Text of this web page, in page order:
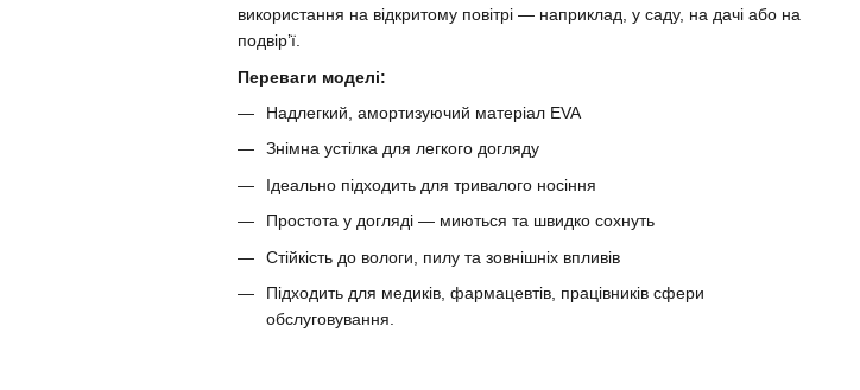
використання на відкритому повітрі — наприклад, у саду, на дачі або на
подвір’ї.
Переваги моделі:
Надлегкий, амортизуючий матеріал EVA
Знімна устілка для легкого догляду
Ідеально підходить для тривалого носіння
Простота у догляді — миються та швидко сохнуть
Стійкість до вологи, пилу та зовнішніх впливів
Підходить для медиків, фармацевтів, працівників сфери
обслуговування.